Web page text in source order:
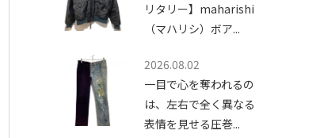
リタリー】maharishi
（マハリシ）ボア...
2026.08.02
一目で心を奪われるの
は、左右で全く異なる
表情を見せる圧巻...